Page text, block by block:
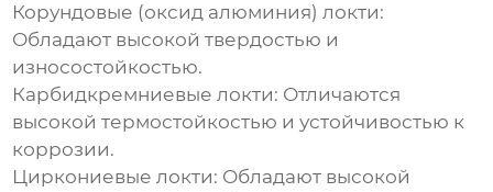
Корундовые (оксид алюминия) локти:
Обладают высокой твердостью и
износостойкостью.
Карбидкремниевые локти: Отличаются
высокой термостойкостью и устойчивостью к
коррозии.
Циркониевые локти: Обладают высокой